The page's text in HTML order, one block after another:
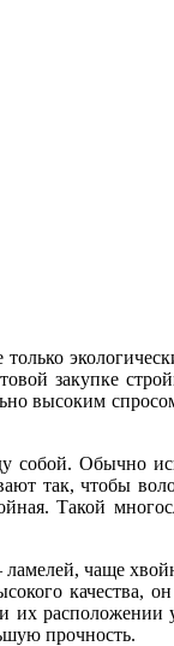
закупке
высоким
собой. Обычно
так, чтобы
Такой
чаще
качества,
их расположении
прочность.